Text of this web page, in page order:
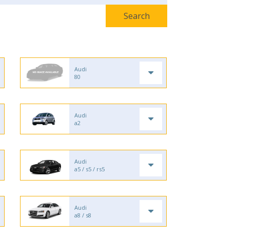
Audi
80
Audi
a2
Audi
a5 / s5 / rs5
Audi
a8 / s8